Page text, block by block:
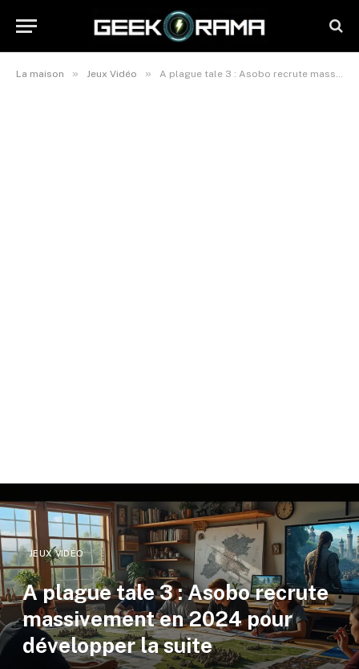
La maison » Jeux Vidéo » A plague tale 3 : Asobo recrute massivement en 2024 pour développer la suite
JEUX VIDÉO
A plague tale 3 : Asobo recrute
massivement en 2024 pour
développer la suite